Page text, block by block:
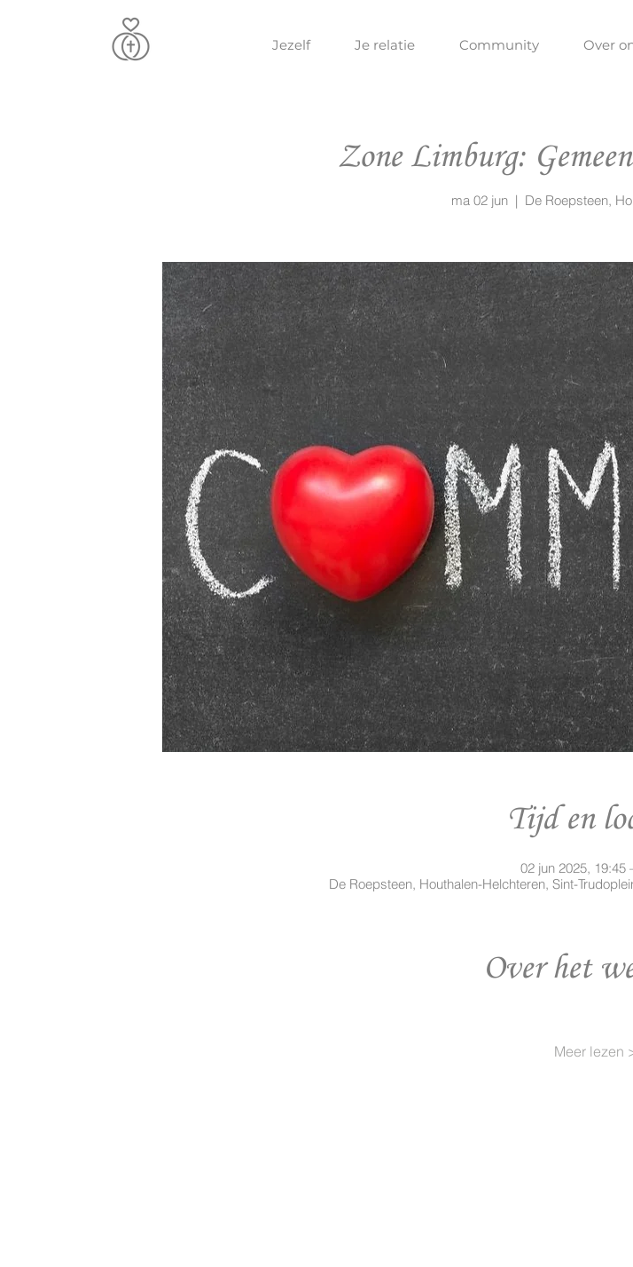
Jezelf Je relatie Community Over
Zone Limburg:
ma 02 jun
  |
De Roepsteen,
Tijd en
02 jun 2025, 19:45
De Roepsteen, Houthalen-Helchteren, Sint-
Over het
Meer lezen